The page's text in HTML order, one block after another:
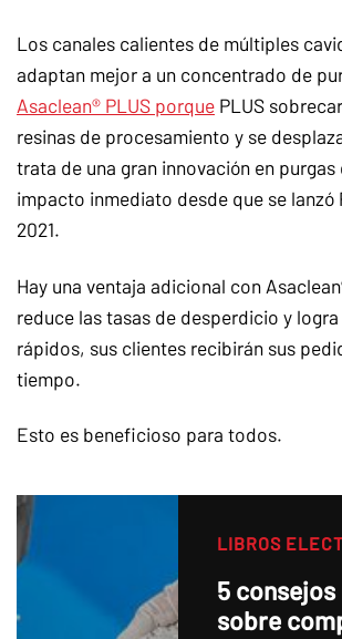
Los canales calientes de múltiples
adaptan mejor a un concentrado de
Asaclean® PLUS porque PLUS
resinas de procesamiento y se
trata de una gran innovación en
impacto inmediato desde que se lanzó
2021.
Hay una ventaja adicional con
reduce las tasas de desperdicio y
rápidos, sus clientes recibirán sus
tiempo.
Esto es beneficioso para todos.
LIBROS
5
sobre